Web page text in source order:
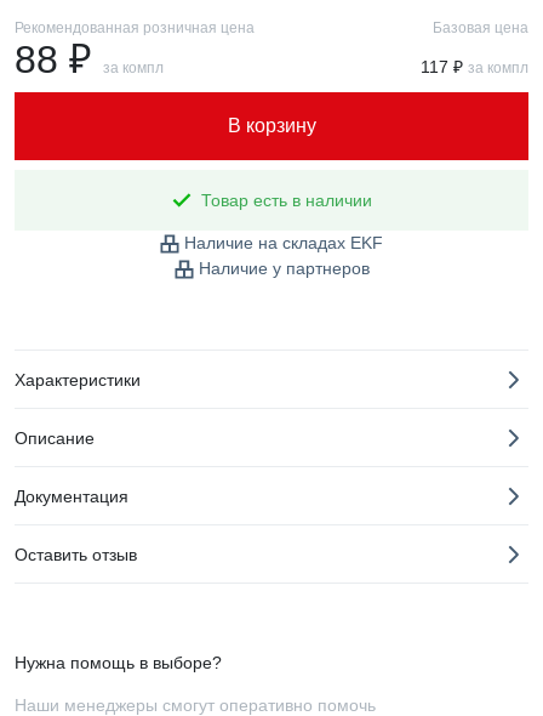
Рекомендованная розничная цена
88 ₽ за компл
Базовая цена
117 ₽ за компл
В корзину
Товар есть в наличии
Наличие на складах EKF
Наличие у партнеров
Характеристики
Описание
Документация
Оставить отзыв
Нужна помощь в выборе?
Наши менеджеры смогут оперативно помочь